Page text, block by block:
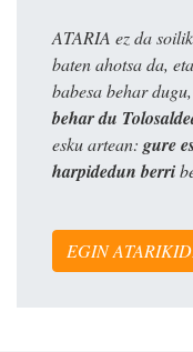
ATARIA ez da
baten ahotsa da,
babesa behar
behar du
esku artean: gure
harpidedun berri
EGIN